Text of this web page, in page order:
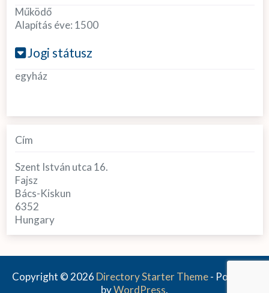
Működő
Alapítás éve: 1500
Jogi státusz
egyház
Cím
Szent István utca 16.
Fajsz
Bács-Kiskun
6352
Hungary
Copyright © 2026 Directory Starter Theme- Powered
byWordPress.